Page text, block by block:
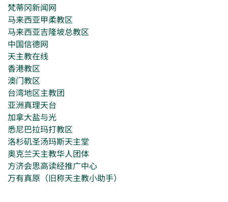
梵蒂冈新闻网
马来西亚甲柔教区
马来西亚吉隆坡总教区
中国信德网
天主教在线
香港教区
澳门教区
台湾地区主教团
亚洲真理天台
加拿大盐与光
悉尼巴拉玛打教区
洛杉矶圣汤玛斯天主堂
奥克兰天主教华人团体
方济会思高读经推广中心
万有真原（旧称天主教小助手）